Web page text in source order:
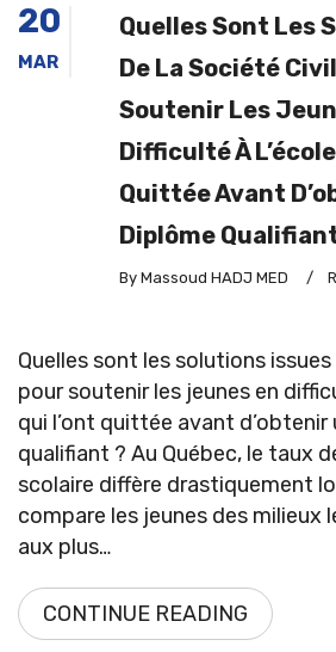
20
MAR
Quelles Sont Les
De La Société
Soutenir Les
Difficulté À
Quittée Avant
Diplôme
By Massoud HADJ MED /
Quelles sont les solutions
pour soutenir les jeunes en
qui l’ont quittée avant d’obtenir
qualifiant ? Au Québec, le taux
scolaire diffère drastiquement
compare les jeunes des milieux
aux plus…
CONTINUE READING